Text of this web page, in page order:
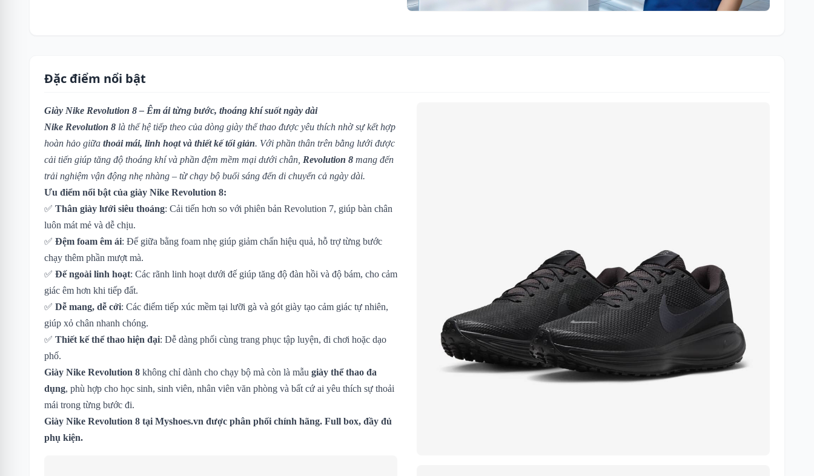
Đặc điểm nổi bật
Giày Nike Revolution 8 – Êm ái từng bước, thoáng khí suốt ngày dài
Nike Revolution 8 là thế hệ tiếp theo của dòng giày thể thao được yêu thích nhờ sự kết hợp
hoàn hảo giữa thoải mái, linh hoạt và thiết kế tối giản. Với phần thân trên bằng lưới được
cải tiến giúp tăng độ thoáng khí và phần đệm mềm mại dưới chân, Revolution 8 mang đến
trải nghiệm vận động nhẹ nhàng – từ chạy bộ buổi sáng đến di chuyển cả ngày dài.
Ưu điểm nổi bật của giày Nike Revolution 8:
✅ Thân giày lưới siêu thoáng: Cải tiến hơn so với phiên bản Revolution 7, giúp bàn chân
luôn mát mẻ và dễ chịu.
✅ Đệm foam êm ái: Đế giữa bằng foam nhẹ giúp giảm chấn hiệu quả, hỗ trợ từng bước
chạy thêm phần mượt mà.
✅ Đế ngoài linh hoạt: Các rãnh linh hoạt dưới đế giúp tăng độ đàn hồi và độ bám, cho cảm
giác êm hơn khi tiếp đất.
✅ Dễ mang, dễ cởi: Các điểm tiếp xúc mềm tại lưỡi gà và gót giày tạo cảm giác tự nhiên,
giúp xỏ chân nhanh chóng.
✅ Thiết kế thể thao hiện đại: Dễ dàng phối cùng trang phục tập luyện, đi chơi hoặc dạo
phố.
Giày Nike Revolution 8 không chỉ dành cho chạy bộ mà còn là mẫu giày thể thao đa
dụng, phù hợp cho học sinh, sinh viên, nhân viên văn phòng và bất cứ ai yêu thích sự thoải
mái trong từng bước đi.
Giày Nike Revolution 8 tại Myshoes.vn được phân phối chính hãng. Full box, đầy đủ
phụ kiện.